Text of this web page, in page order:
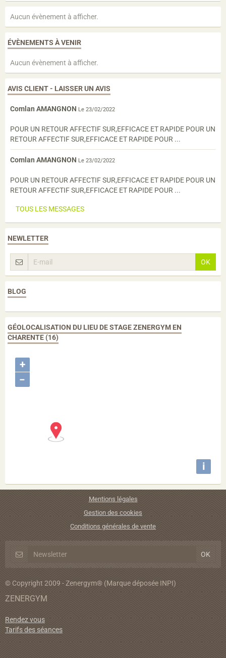
Aucun évènement à afficher.
ÉVÈNEMENTS À VENIR
Aucun évènement à afficher.
AVIS CLIENT - LAISSER UN AVIS
Comlan AMANGNON Le 23/02/2022
POUR UN RETOUR AFFECTIF SUR,EFFICACE ET RAPIDE POUR UN
RETOUR AFFECTIF SUR,EFFICACE ET RAPIDE POUR ...
Comlan AMANGNON Le 23/02/2022
POUR UN RETOUR AFFECTIF SUR,EFFICACE ET RAPIDE POUR UN
RETOUR AFFECTIF SUR,EFFICACE ET RAPIDE POUR ...
TOUS LES MESSAGES
NEWLETTER
OK
BLOG
GÉOLOCALISATION DU LIEU DE STAGE ZENERGYM EN
CHARENTE (16)
+
−
i
Mentions légales
Gestion des cookies
Conditions générales de vente
© Copyright 2009 - Zenergym® (Marque déposée INPI)
ZENERGYM
Rendez vous
Tarifs des séances